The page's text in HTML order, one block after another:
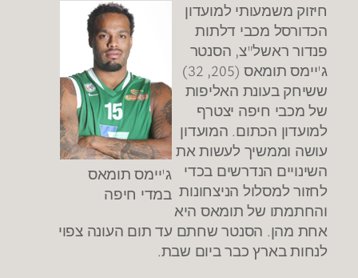
ג'יימס תומאס
במדי חיפה
חיזוק משמעותי למועדון
הכדורסל מכבי דלתות
פנדור ראשל"צ, הסנטר
ג'יימס תומאס (205, 32)
ששיחק בעונת האליפות
של מכבי חיפה יצטרף
למועדון הכתום. המועדון
עושה וממשיך לעשות את
השינויים הנדרשים בכדי
לחזור למסלול הניצחונות
והחתמתו של תומאס היא
אחת מהן. הסנטר שחתם עד תום העונה צפוי
לנחות בארץ כבר ביום שבת.